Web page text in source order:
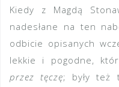
Kiedy z Magdą
nadesłane na ten
odbicie opisanych
lekkie i pogodne,
przez tęczę; były też